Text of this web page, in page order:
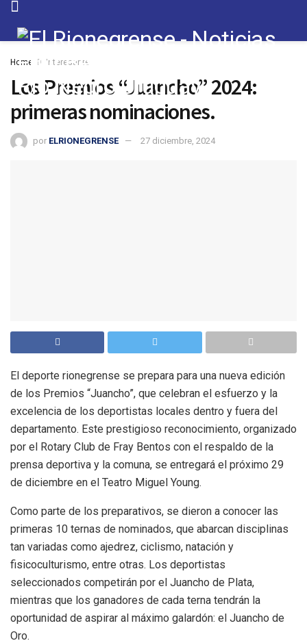
Home Interesante
Los Premios “Juancho” 2024:
primeras nominaciones.
por ELRIONEGRENSE 27 diciembre, 2024
El deporte rionegrense se prepara para una nueva edición
de los Premios “Juancho”, que celebran el esfuerzo y la
excelencia de los deportistas locales dentro y fuera del
departamento. Este prestigioso reconocimiento, organizado
por el Rotary Club de Fray Bentos con el respaldo de la
prensa deportiva y la comuna, se entregará el próximo 29
de diciembre en el Teatro Miguel Young.
Como parte de los preparativos, se dieron a conocer las
primeras 10 ternas de nominados, que abarcan disciplinas
tan variadas como ajedrez, ciclismo, natación y
fisicoculturismo, entre otras. Los deportistas
seleccionados competirán por el Juancho de Plata,
mientras que los ganadores de cada terna tendrán la
oportunidad de aspirar al máximo galardón: el Juancho de
Oro.